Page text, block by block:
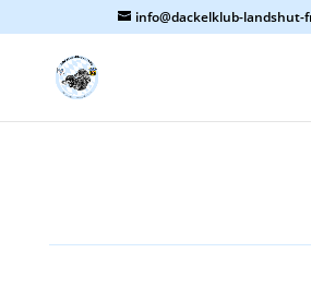
info@dackelklub-landshut-